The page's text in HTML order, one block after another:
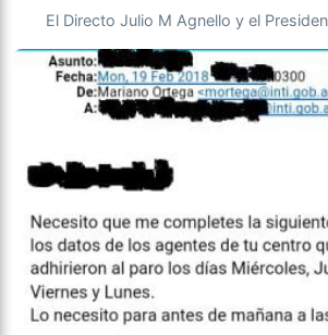
El Directo Julio M Agnello y el